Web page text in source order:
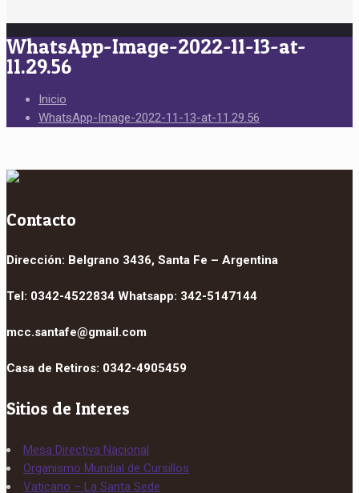
WhatsApp-Image-2022-11-13-at-
11.29.56
Inicio
WhatsApp-Image-2022-11-13-at-11.29.56
Contacto
Dirección: Belgrano 3436, Santa Fe – Argentina
Tel: 0342-4522834 Whatsapp: 342-5147144
mcc.santafe@gmail.com
Casa de Retiros: 0342-4905459
Sitios de Interes
Mesa Directiva Nacional
Organismo Mundial de Cursillos
Vaticano – La Santa Sede